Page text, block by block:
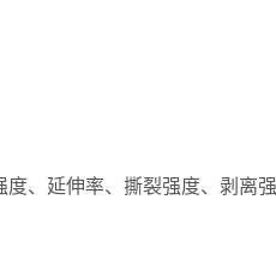
、延伸率、撕裂强度、剥离